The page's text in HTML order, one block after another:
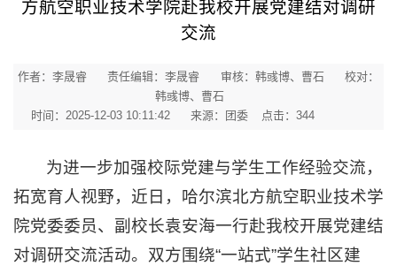
方航空职业技术学院赴我校开展党建结对调研
交流
作者：李晟睿 责任编辑：李晟睿 审核：韩彧博、曹石
校对：
韩彧博、曹石
时间：2025-12-03 10:11:42
来源：团委 点击： 344
为进一步加强校际党建与学生工作经验交流，
拓宽育人视野，近日，哈尔滨北方航空职业技术学
院党委委员、副校长袁安海一行赴我校开展党建结
对调研交流活动。双方围绕“一站式”学生社区建